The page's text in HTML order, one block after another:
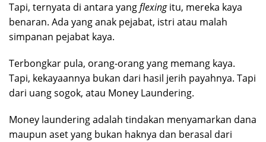
Tapi, ternyata di antara yangflexingitu, mereka kaya
benaran. Ada yang anak pejabat, istri atau malah
simpanan pejabat kaya.
Terbongkar pula, orang-orang yang memang kaya.
Tapi, kekayaannya bukan dari hasil jerih payahnya. Tapi
dari uang sogok, atau Money Laundering.
Money laundering adalah tindakan menyamarkan dana
maupun aset yang bukan haknya dan berasal dari